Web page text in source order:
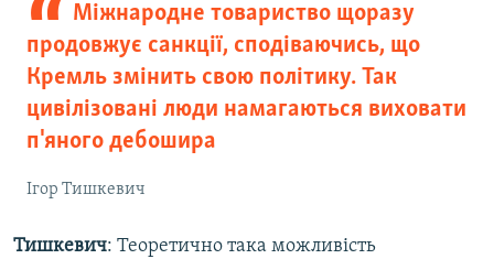
Міжнародне товариство щоразу
продовжує санкції, сподіваючись, що
Кремль змінить свою політику. Так
цивілізовані люди намагаються виховати
п'яного дебошира
Ігор Тишкевич
Тишкевич: Теоретично така можливість